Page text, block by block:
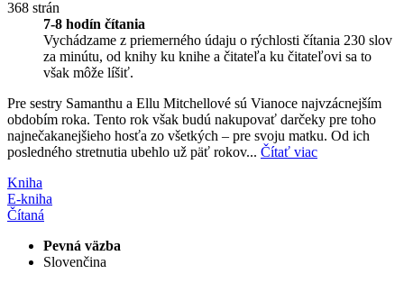
368 strán
7-8 hodín čítania
Vychádzame z priemerného údaju o rýchlosti čítania 230 slov
za minútu, od knihy ku knihe a čitateľa ku čitateľovi sa to
však môže líšiť.
Pre sestry Samanthu a Ellu Mitchellové sú Vianoce najvzácnejším
obdobím roka. Tento rok však budú nakupovať darčeky pre toho
najnečakanejšieho hosťa zo všetkých – pre svoju matku. Od ich
posledného stretnutia ubehlo už päť rokov... Čítať viac
Kniha
E-kniha
Čítaná
Pevná väzba
Slovenčina